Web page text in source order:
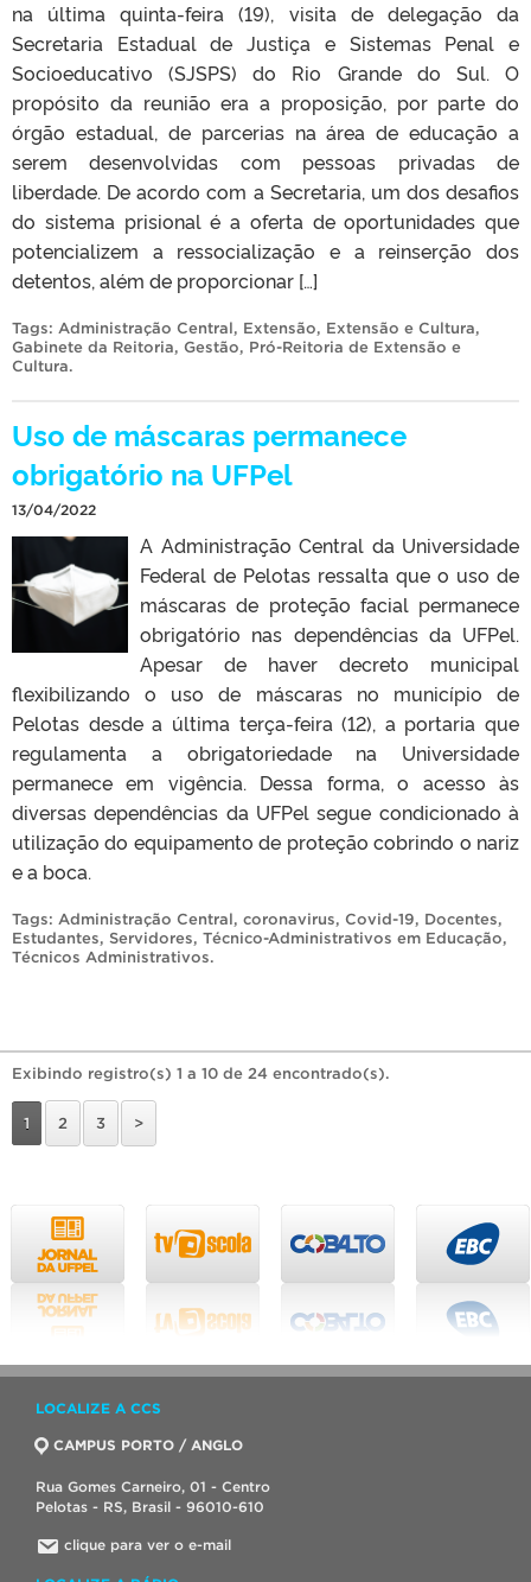
na última quinta-feira (19), visita de delegação da
Secretaria Estadual de Justiça e Sistemas Penal e
Socioeducativo (SJSPS) do Rio Grande do Sul. O
propósito da reunião era a proposição, por parte do
órgão estadual, de parcerias na área de educação a
serem desenvolvidas com pessoas privadas de
liberdade. De acordo com a Secretaria, um dos desafios
do sistema prisional é a oferta de oportunidades que
potencializem a ressocialização e a reinserção dos
detentos, além de proporcionar […]
Tags: Administração Central, Extensão, Extensão e Cultura,
Gabinete da Reitoria, Gestão, Pró-Reitoria de Extensão e
Cultura.
Uso de máscaras permanece
obrigatório na UFPel
13/04/2022
A Administração Central da Universidade
Federal de Pelotas ressalta que o uso de
máscaras de proteção facial permanece
obrigatório nas dependências da UFPel.
Apesar de haver decreto municipal
flexibilizando o uso de máscaras no município de
Pelotas desde a última terça-feira (12), a portaria que
regulamenta a obrigatoriedade na Universidade
permanece em vigência. Dessa forma, o acesso às
diversas dependências da UFPel segue condicionado à
utilização do equipamento de proteção cobrindo o nariz
e a boca.
Tags: Administração Central, coronavirus, Covid-19, Docentes,
Estudantes, Servidores, Técnico-Administrativos em Educação,
Técnicos Administrativos.
Exibindo registro(s) 1 a 10 de 24 encontrado(s).
1 2 3 >
LOCALIZE A CCS
CAMPUS PORTO / ANGLO
Rua Gomes Carneiro, 01 - Centro
Pelotas - RS, Brasil - 96010-610
clique para ver o e-mail